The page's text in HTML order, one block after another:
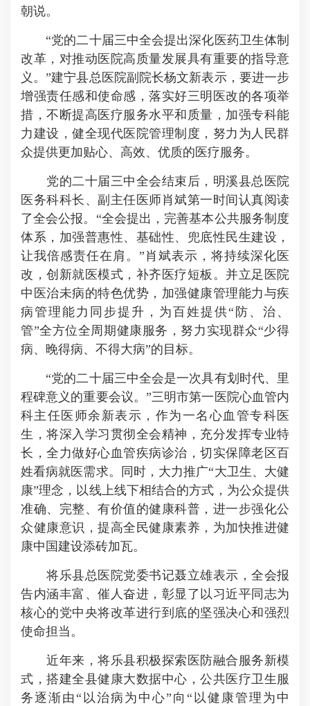
朝说。
“党的二十届三中全会提出深化医药卫生体制
改革，对推动医院高质量发展具有重要的指导意
义。”建宁县总医院副院长杨文新表示，要进一步
增强责任感和使命感，落实好三明医改的各项举
措，不断提高医疗服务水平和质量，加强专科能
力建设，健全现代医院管理制度，努力为人民群
众提供更加贴心、高效、优质的医疗服务。
党的二十届三中全会结束后，明溪县总医院
医务科科长、副主任医师肖斌第一时间认真阅读
了全会公报。“全会提出，完善基本公共服务制度
体系，加强普惠性、基础性、兜底性民生建设，
让我倍感责任在肩。”肖斌表示，将持续深化医
改，创新就医模式，补齐医疗短板。并立足医院
中医治未病的特色优势，加强健康管理能力与疾
病管理能力同步提升，为百姓提供“防、治、
管”全方位全周期健康服务，努力实现群众“少得
病、晚得病、不得大病”的目标。
“党的二十届三中全会是一次具有划时代、里
程碑意义的重要会议。”三明市第一医院心血管内
科主任医师余新表示，作为一名心血管专科医
生，将深入学习贯彻全会精神，充分发挥专业特
长，全力做好心血管疾病诊治，切实保障老区百
姓看病就医需求。同时，大力推广“大卫生、大健
康”理念，以线上线下相结合的方式，为公众提供
准确、完整、有价值的健康科普，进一步强化公
众健康意识，提高全民健康素养，为加快推进健
康中国建设添砖加瓦。
将乐县总医院党委书记聂立雄表示，全会报
告内涵丰富、催人奋进，彰显了以习近平同志为
核心的党中央将改革进行到底的坚强决心和强烈
使命担当。
近年来，将乐县积极探索医防融合服务新模
式，搭建全县健康大数据中心，公共医疗卫生服
务逐渐由“以治病为中心”向“以健康管理为中